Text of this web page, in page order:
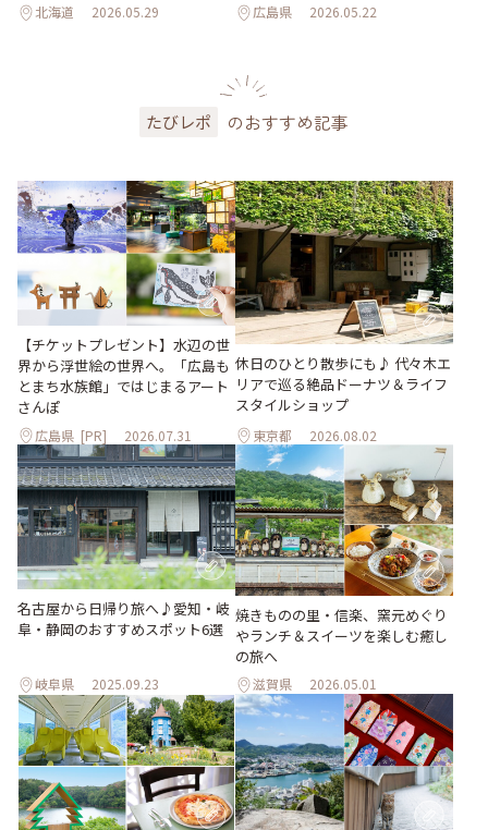
北海道 2026.05.29 広島県 2026.05.22
たびレポ のおすすめ記事
【チケットプレゼント】水辺の世
界から浮世絵の世界へ。「広島も
とまち水族館」ではじまるアート
さんぽ
広島県 [PR] 2026.07.31
休日のひとり散歩にも♪ 代々木エ
リアで巡る絶品ドーナツ＆ライフ
スタイルショップ
東京都 2026.08.02
名古屋から日帰り旅へ♪愛知・岐
阜・静岡のおすすめスポット6選
岐阜県 2025.09.23
焼きものの里・信楽、窯元めぐり
やランチ＆スイーツを楽しむ癒し
の旅へ
滋賀県 2026.05.01